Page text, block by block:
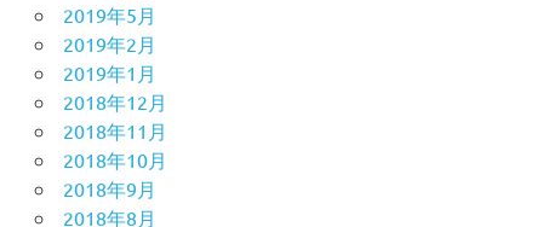
2019年5月
2019年2月
2019年1月
2018年12月
2018年11月
2018年10月
2018年9月
2018年8月